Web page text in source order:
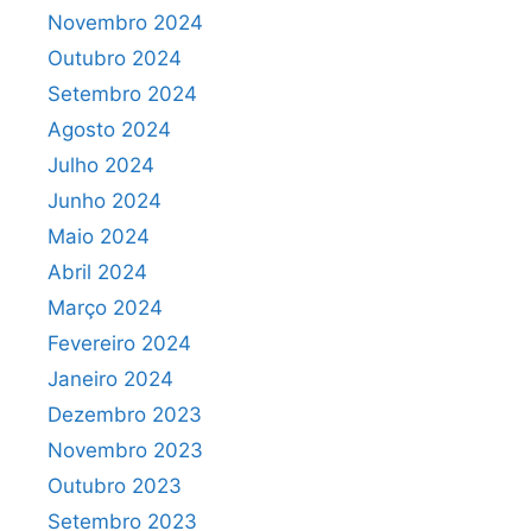
Novembro 2024
Outubro 2024
Setembro 2024
Agosto 2024
Julho 2024
Junho 2024
Maio 2024
Abril 2024
Março 2024
Fevereiro 2024
Janeiro 2024
Dezembro 2023
Novembro 2023
Outubro 2023
Setembro 2023